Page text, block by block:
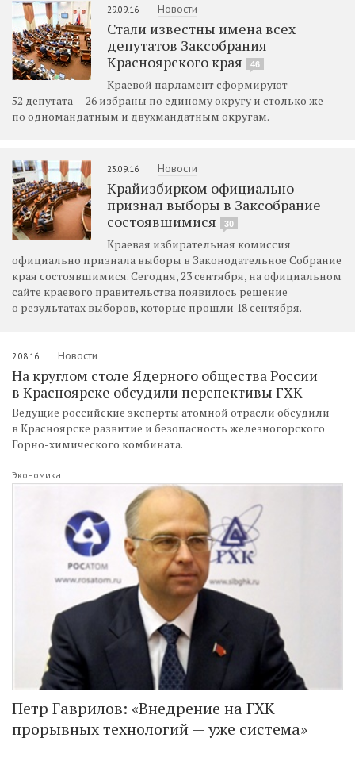
29.09.16 Новости
Стали известны имена всех
депутатов Заксобрания
Красноярского края
46
Краевой парламент сформируют
52 депутата — 26 избраны по единому округу и столько же —
по одномандатным и двухмандатным округам.
23.09.16 Новости
Крайизбирком официально
признал выборы в Заксобрание
состоявшимися
30
Краевая избирательная комиссия
официально признала выборы в Законодательное Собрание
края состоявшимися. Сегодня, 23 сентября, на официальном
сайте краевого правительства появилось решение
о результатах выборов, которые прошли 18 сентября.
2.08.16 Новости
На круглом столе Ядерного общества России
в Красноярске обсудили перспективы ГХК
Ведущие российские эксперты атомной отрасли обсудили
в Красноярске развитие и безопасность железногорского
Горно-химического комбината.
Экономика
Петр Гаврилов: «Внедрение на ГХК
прорывных технологий — уже система»